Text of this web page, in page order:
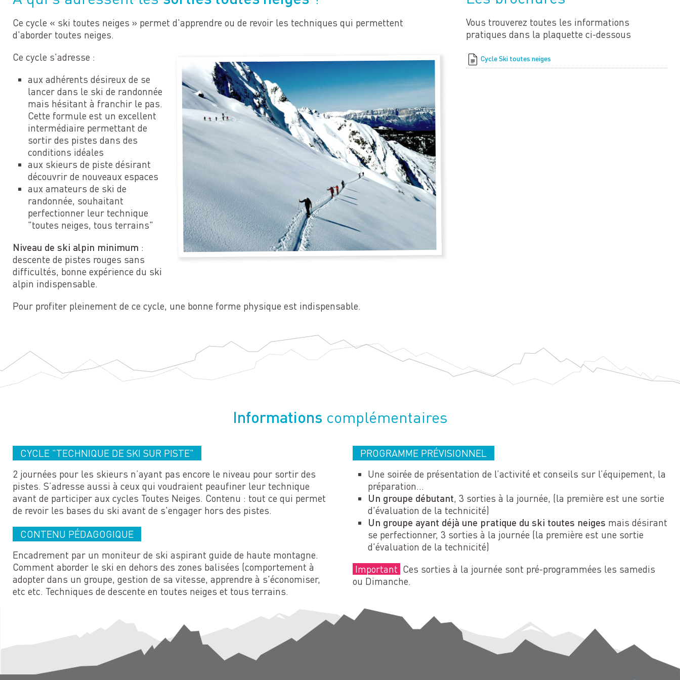
Ce cycle « ski toutes neiges » permet d'apprendre ou de revoir les techniques qui permettent
d'aborder toutes neiges.
Ce cycle s'adresse :
aux adhérents désireux de se
lancer dans le ski de randonnée
mais hésitant à franchir le pas.
Cette formule est un excellent
intermédiaire permettant de
sortir des pistes dans des
conditions idéales
aux skieurs de piste désirant
découvrir de nouveaux espaces
aux amateurs de ski de
randonnée, souhaitant
perfectionner leur technique
"toutes neiges, tous terrains"
Niveau de ski alpin minimum :
descente de pistes rouges sans
difficultés, bonne expérience du ski
alpin indispensable.
Pour profiter pleinement de ce cycle, une bonne forme physique est indispensable.
Vous trouverez toutes les informations
pratiques dans la plaquette ci-dessous
Cycle Ski toutes neiges
Informations complémentaires
CYCLE "TECHNIQUE DE SKI SUR PISTE"
2 journées pour les skieurs n’ayant pas encore le niveau pour sortir des
pistes. S’adresse aussi à ceux qui voudraient peaufiner leur technique
avant de participer aux cycles Toutes Neiges. Contenu : tout ce qui permet
de revoir les bases du ski avant de s'engager hors des pistes.
CONTENU PÉDAGOGIQUE
Encadrement par un moniteur de ski aspirant guide de haute montagne.
Comment aborder le ski en dehors des zones balisées (comportement à
adopter dans un groupe, gestion de sa vitesse, apprendre à s'économiser,
etc etc. Techniques de descente en toutes neiges et tous terrains.
PROGRAMME PRÉVISIONNEL
Une soirée de présentation de l’activité et conseils sur l’équipement, la
préparation…
Un groupe débutant, 3 sorties à la journée, (la première est une sortie
d'évaluation de la technicité)
Un groupe ayant déjà une pratique du ski toutes neiges mais désirant
se perfectionner, 3 sorties à la journée (la première est une sortie
d'évaluation de la technicité)
Important Ces sorties à la journée sont pré-programmées les samedis
ou Dimanche.